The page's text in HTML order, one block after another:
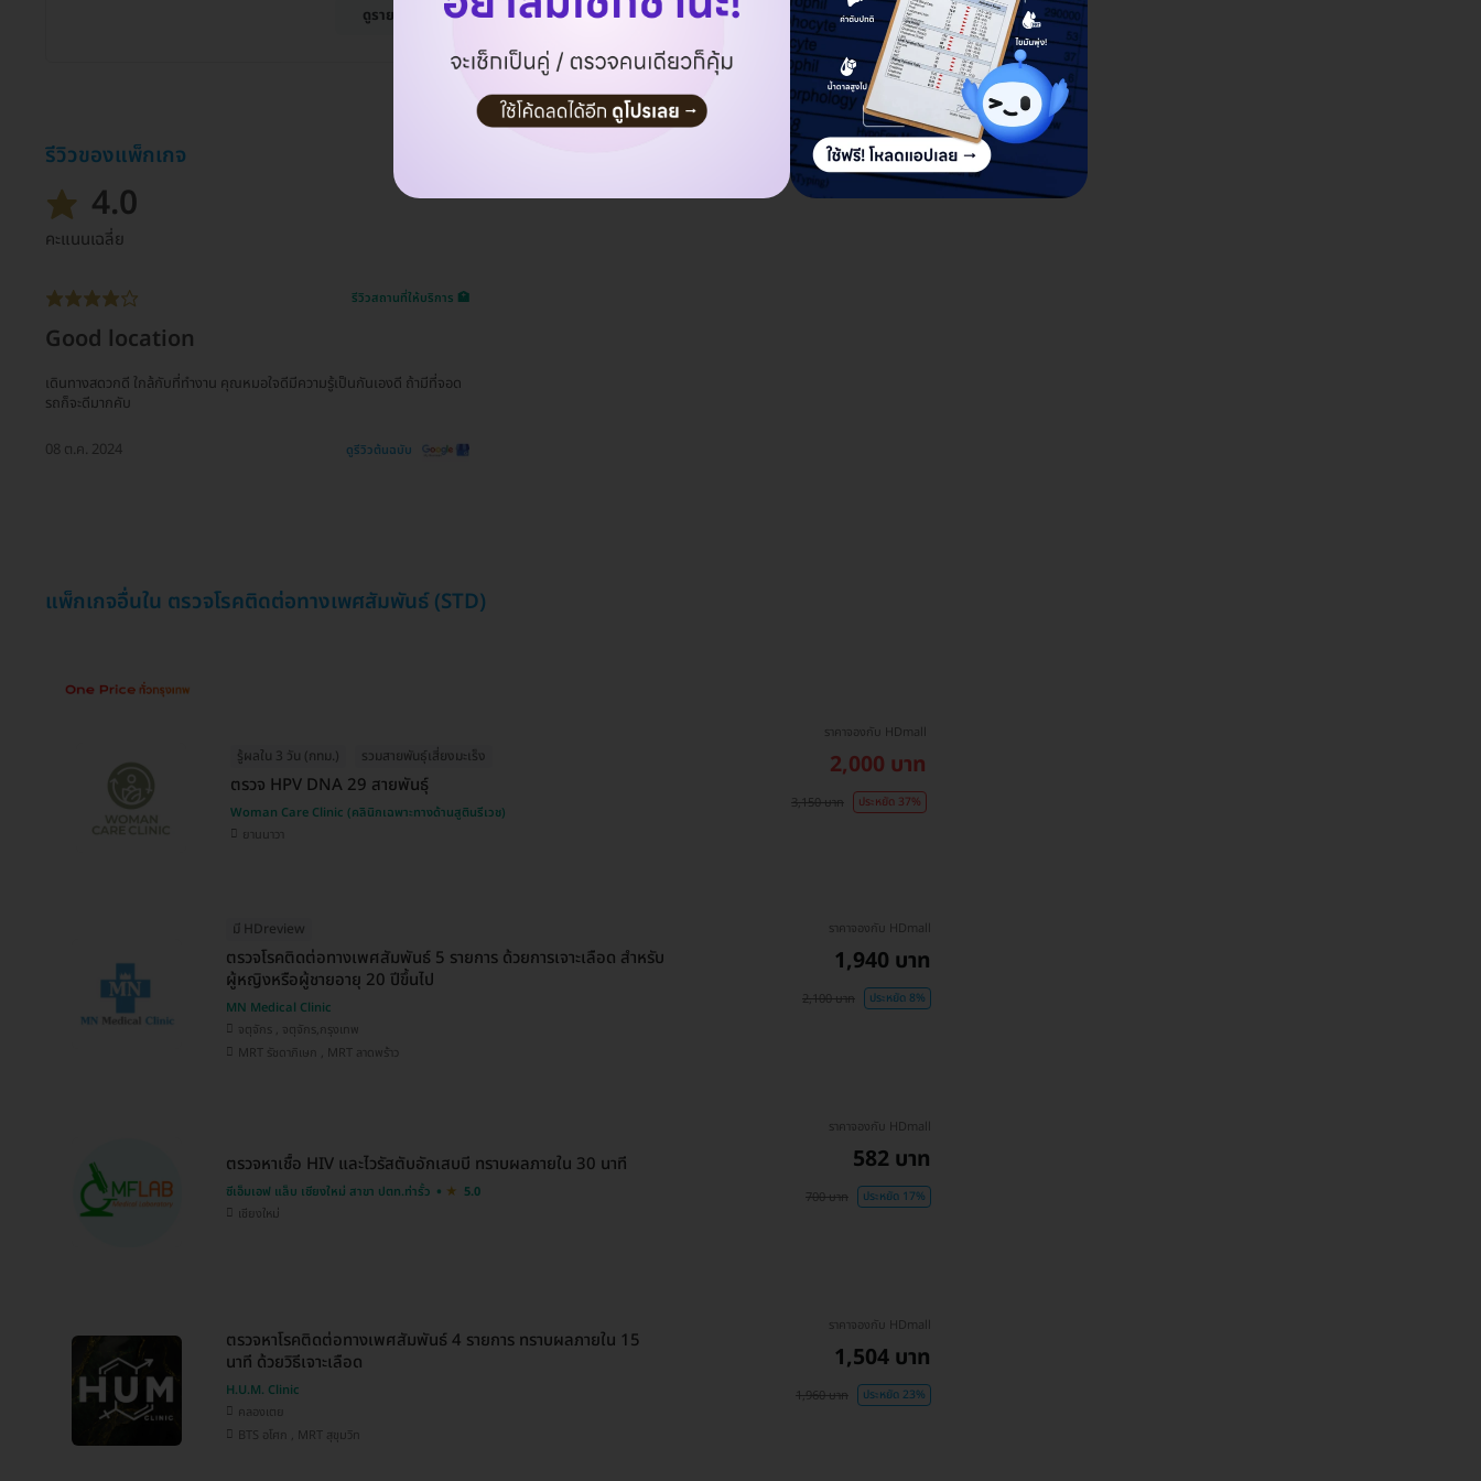
ดูรายละเอียด
รีวิวของแพ็กเกจ
4.0
คะแนนเฉลี่ย
รีวิวสถานที่ให้บริการ 🏥
Good location
เดินทางสดวกดี ใกล้กับที่ทำงาน คุณหมอใจดีมีความรู้เป็นกันเองดี ถ้ามีที่จอด
รถก็จะดีมากคับ
08 ต.ค. 2024 ดูรีวิวต้นฉบับ
แพ็กเกจอื่นใน ตรวจโรคติดต่อทางเพศสัมพันธ์ (STD)
รู้ผลใน 3 วัน (กทม.) รวมสายพันธุ์เสี่ยงมะเร็ง
ตรวจ HPV DNA 29 สายพันธุ์
Woman Care Clinic (คลินิกเฉพาะทางด้านสูตินรีเวช)
ยานนาวา
ราคาจองกับ HDmall
2,000 บาท
3,150 บาท ประหยัด 37%
มี HDreview
ตรวจโรคติดต่อทางเพศสัมพันธ์ 5 รายการ ด้วยการเจาะเลือด สำหรับ
ผู้หญิงหรือผู้ชายอายุ 20 ปีขึ้นไป
MN Medical Clinic
จตุจักร , จตุจักร,กรุงเทพ
MRT รัชดาภิเษก , MRT ลาดพร้าว
ราคาจองกับ HDmall
1,940 บาท
2,100 บาท ประหยัด 8%
ตรวจหาเชื้อ HIV และไวรัสตับอักเสบบี ทราบผลภายใน 30 นาที
ซีเอ็มเอฟ แล็บ เชียงใหม่ สาขา ปตท.ท่ารั้ว
5.0
เชียงใหม่
ราคาจองกับ HDmall
582 บาท
700 บาท ประหยัด 17%
ตรวจหาโรคติดต่อทางเพศสัมพันธ์ 4 รายการ ทราบผลภายใน 15
นาที ด้วยวิธีเจาะเลือด
H.U.M. Clinic
คลองเตย
BTS อโศก , MRT สุขุมวิท
ราคาจองกับ HDmall
1,504 บาท
1,960 บาท ประหยัด 23%